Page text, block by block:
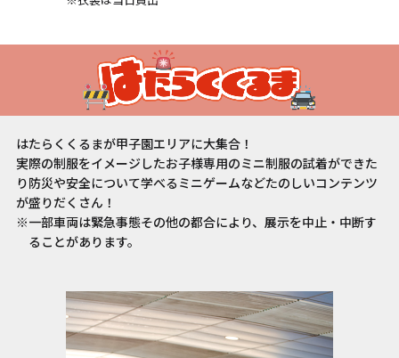
はたらくくるまが甲子園エリアに大集合！
実際の制服をイメージしたお子様専用のミニ制服の試着ができた
り防災や安全について学べるミニゲームなどたのしいコンテンツ
が盛りだくさん！
※一部車両は緊急事態その他の都合により、展示を中止・中断す
ることがあります。